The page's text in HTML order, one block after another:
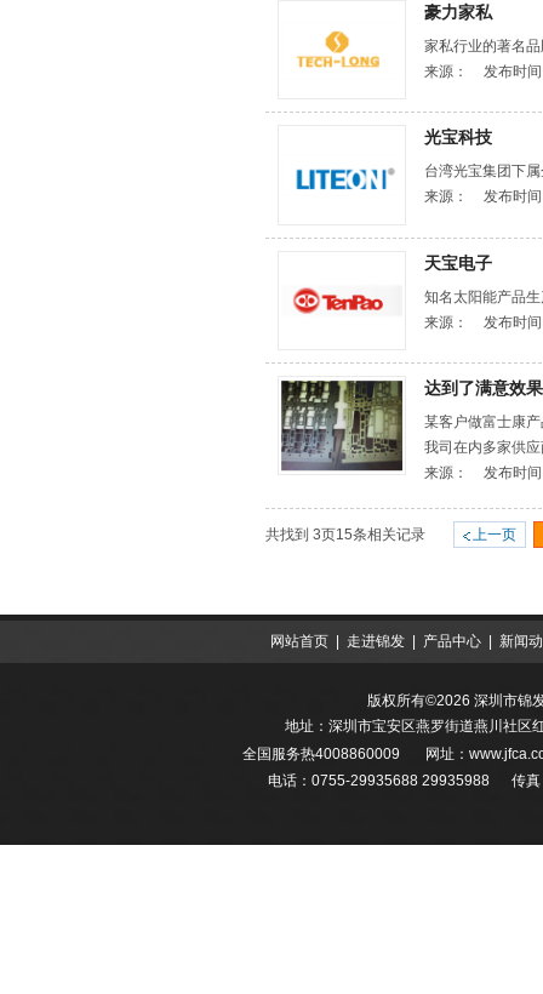
豪力家私
家私行业的著名
来源：
发布时
光宝科技
台湾光宝集团下
来源：
发布时
天宝电子
知名太阳能产品
来源：
发布时
达到了满意效果
某客户做富士康
我司在内多家供
来源：
发布时
共找到 3页15条相关记录 上一页
网站首页| 走进锦发| 产品中心| 新闻
版权所有©2026 深圳市锦
地址：深圳市宝安区燕罗街道燕川社
全国服务热4008860009 网址：
电话：0755-29935688 29935988 传真